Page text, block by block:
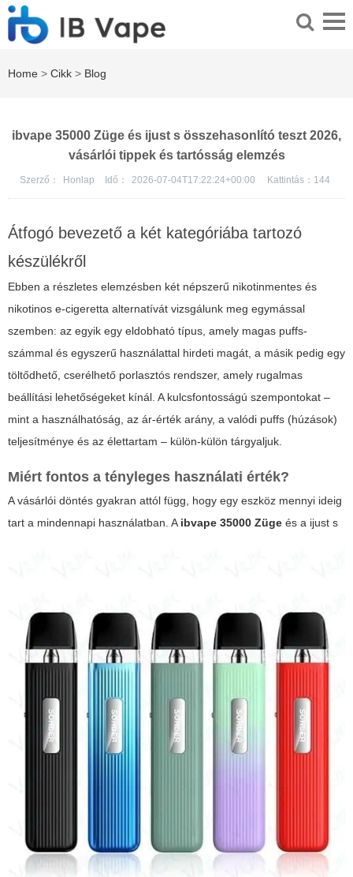
Home > Cikk > Blog
ibvape 35000 Züge és ijust s összehasonlító teszt 2026,
vásárlói tippek és tartósság elemzés
Szerző： Honlap Idő： 2026-07-04T17:22:24+00:00 Kattintás： 144
Átfogó bevezető a két kategóriába tartozó
készülékről
Ebben a részletes elemzésben két népszerű nikotinmentes és
nikotinos e-cigeretta alternatívát vizsgálunk meg egymással
szemben: az egyik egy eldobható típus, amely magas puffs-
számmal és egyszerű használattal hirdeti magát, a másik pedig egy
töltődhető, cserélhető porlasztós rendszer, amely rugalmas
beállítási lehetőségeket kínál. A kulcsfontosságú szempontokat –
mint a használhatóság, az ár-érték arány, a valódi puffs (húzások)
teljesítménye és az élettartam – külön-külön tárgyaljuk.
Miért fontos a tényleges használati érték?
A vásárlói döntés gyakran attól függ, hogy egy eszköz mennyi ideig
tart a mindennapi használatban. Aibvape 35000 Züge és a ijust s